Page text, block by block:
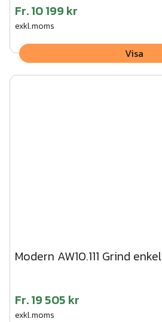
Fr.10 199 kr
exkl.moms
Visa
Modern AW10.111 Grind enkel
Fr.19 505 kr
exkl.moms